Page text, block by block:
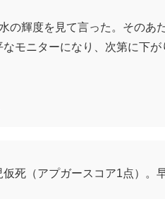
の輝度を見て言った。そのあ
モニターになり、次第に下が
死（アプガースコア1点）。